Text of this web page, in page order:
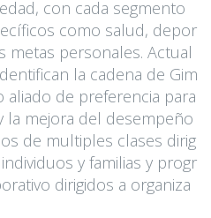
con cada segmento
como salud, depor
metas personales. Actual
la cadena de Gim
aliado de preferencia para
la mejora del desempeño
de multiples clases dirig
y familias y progr
dirigidos a organiza